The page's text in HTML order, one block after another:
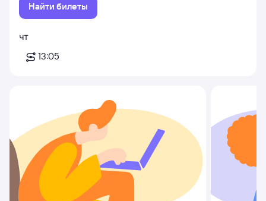
Найти билеты
чт
13:05